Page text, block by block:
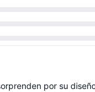
por su